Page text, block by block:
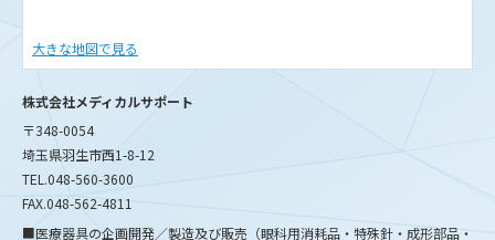
大きな地図で見る
株式会社メディカルサポート
〒348-0054
埼玉県羽生市西1-8-12
TEL.048-560-3600
FAX.048-562-4811
■医療器具の企画開発／製造及び販売（眼科用消耗品・特殊針・成形部品・